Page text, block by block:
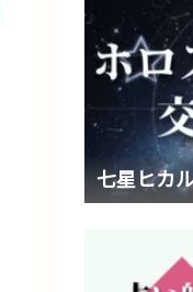
七星ヒカ